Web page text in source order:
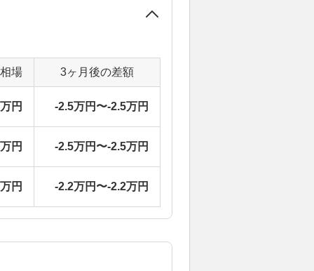
場 3ヶ月後の差額
円 -2.5万円〜-2.5万円
円 -2.5万円〜-2.5万円
円 -2.2万円〜-2.2万円